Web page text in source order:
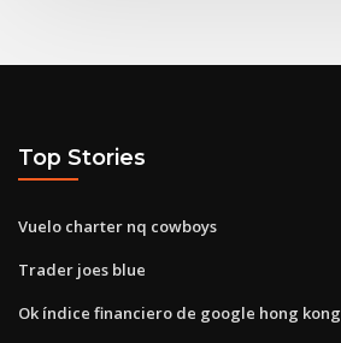
Top Stories
Vuelo charter nq cowboys
Trader joes blue
Ok índice financiero de google hong kong